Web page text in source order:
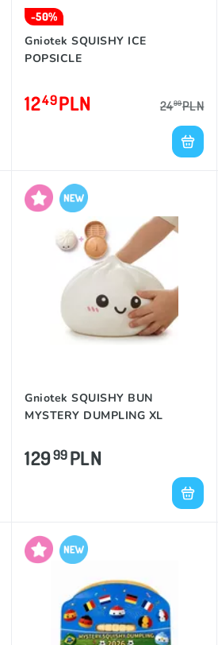
-50%
Gniotek SQUISHY ICE
POPSICLE
1249PLN 2499PLN
Gniotek SQUISHY BUN
MYSTERY DUMPLING XL
12999PLN